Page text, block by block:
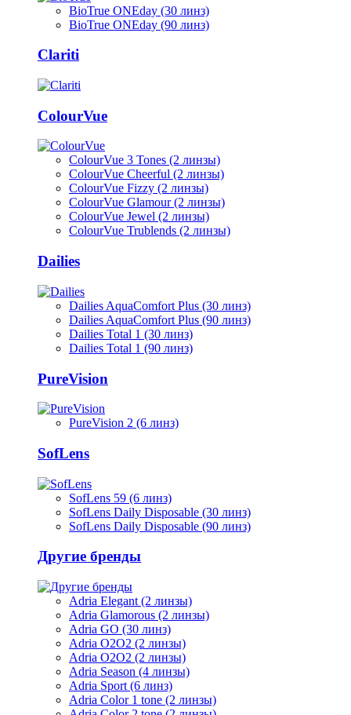
BioTrue ONEday (30 линз)
BioTrue ONEday (90 линз)
Clariti
ColourVue
ColourVue 3 Tones (2 линзы)
ColourVue Cheerful (2 линзы)
ColourVue Fizzy (2 линзы)
ColourVue Glamour (2 линзы)
ColourVue Jewel (2 линзы)
ColourVue Trublends (2 линзы)
Dailies
Dailies AquaComfort Plus (30 линз)
Dailies AquaComfort Plus (90 линз)
Dailies Total 1 (30 линз)
Dailies Total 1 (90 линз)
PureVision
PureVision 2 (6 линз)
SofLens
SofLens 59 (6 линз)
SofLens Daily Disposable (30 линз)
SofLens Daily Disposable (90 линз)
Другие бренды
Adria Elegant (2 линзы)
Adria Glamorous (2 линзы)
Adria GO (30 линз)
Adria O2O2 (2 линзы)
Adria O2O2 (2 линзы)
Adria Season (4 линзы)
Adria Sport (6 линз)
Adria Сolor 1 tone (2 линзы)